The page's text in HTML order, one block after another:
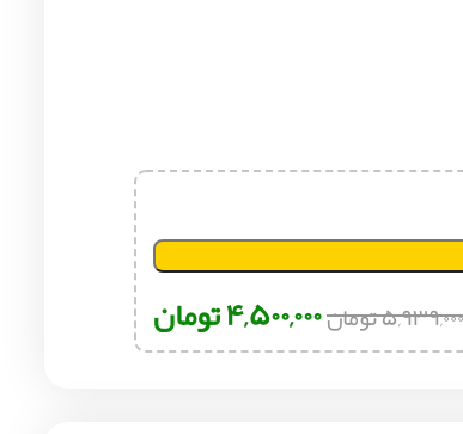
۵,۹۳۹,۰۰۰تومان۴,۵۰۰,۰۰۰تومان